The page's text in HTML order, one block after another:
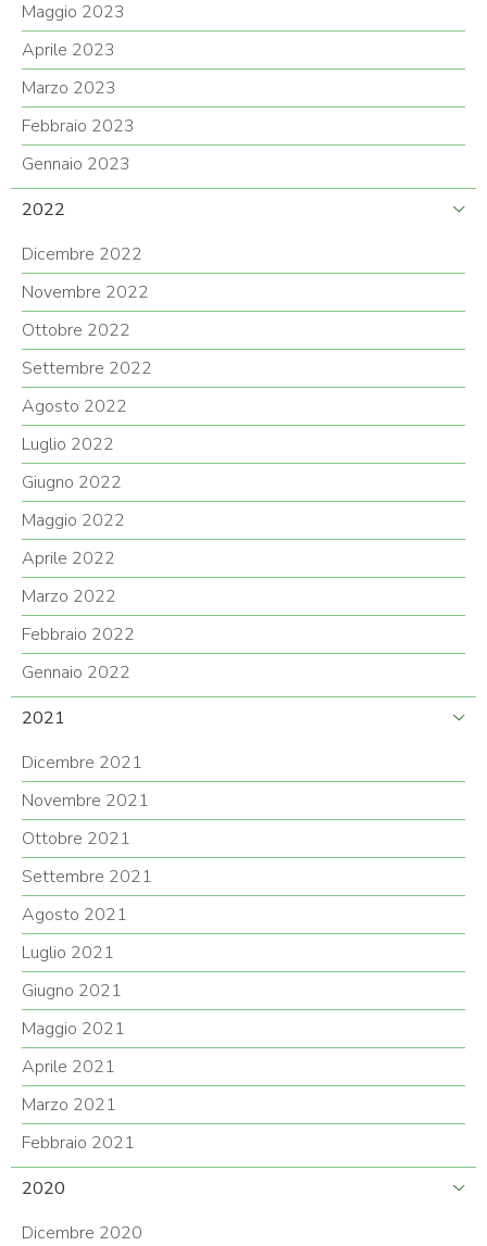
Maggio 2023
Aprile 2023
Marzo 2023
Febbraio 2023
Gennaio 2023
2022
Dicembre 2022
Novembre 2022
Ottobre 2022
Settembre 2022
Agosto 2022
Luglio 2022
Giugno 2022
Maggio 2022
Aprile 2022
Marzo 2022
Febbraio 2022
Gennaio 2022
2021
Dicembre 2021
Novembre 2021
Ottobre 2021
Settembre 2021
Agosto 2021
Luglio 2021
Giugno 2021
Maggio 2021
Aprile 2021
Marzo 2021
Febbraio 2021
2020
Dicembre 2020